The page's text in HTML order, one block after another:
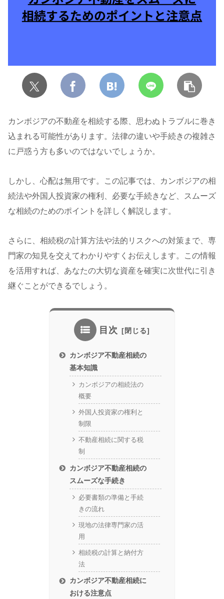
カンボジアの不動産を相続する際、思わぬトラブルに巻き
込まれる可能性があります。法律の違いや手続きの複雑さ
に戸惑う方も多いのではないでしょうか。
しかし、心配は無用です。この記事では、カンボジアの相
続法や外国人投資家の権利、必要な手続きなど、スムーズ
な相続のためのポイントを詳しく解説します。
さらに、相続税の計算方法や法的リスクへの対策まで、専
門家の知見を交えてわかりやすくお伝えします。この情報
を活用すれば、あなたの大切な資産を確実に次世代に引き
継ぐことができるでしょう。
目次
カンボジア不動産相続の
基本知識
カンボジアの相続法の
概要
外国人投資家の権利と
制限
不動産相続に関する税
制
カンボジア不動産相続の
スムーズな手続き
必要書類の準備と手続
きの流れ
現地の法律専門家の活
用
相続税の計算と納付方
法
カンボジア不動産相続に
おける注意点